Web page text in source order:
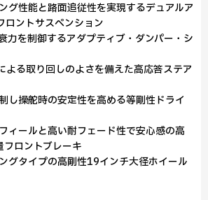
グ性能と路面追従性を実現するデュアルア
ロントサスペンション
力を制御するアダプティブ・ダンパー・シ
る取り回しのよさを備えた高応答ステア
し操舵時の安定性を高める等剛性ドライ
ィールと高い耐フェード性で安心感の高
ロントブレーキ
グタイプの高剛性19インチ大径ホイール